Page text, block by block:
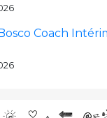
Coach